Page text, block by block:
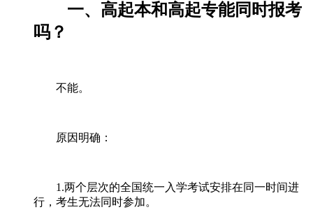
一、高起本和高起专能同时报考
吗？
不能。
原因明确：
1.两个层次的全国统一入学考试安排在同一时间进
行，考生无法同时参加。